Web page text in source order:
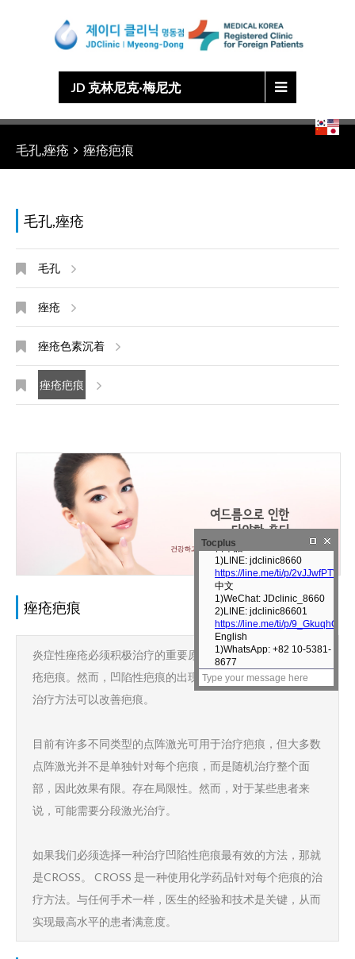
JD 克林尼克·梅尼尤
Korean
English
Chinese
Japanese
毛孔,痤疮 痤疮疤痕
毛孔,痤疮
毛孔
痤疮
痤疮色素沉着
痤疮疤痕
痤疮疤痕
炎症性痤疮必须积极治疗的重要原因之一就是预防凹陷性痤
疮疤痕。然而，凹陷性疤痕的出现有多种原因，并且有多种
治疗方法可以改善疤痕。
目前有许多不同类型的点阵激光可用于治疗疤痕，但大多数
点阵激光并不是单独针对每个疤痕，而是随机治疗整个面
部，因此效果有限。存在局限性。然而，对于某些患者来
说，可能需要分段激光治疗。
如果我们必须选择一种治疗凹陷性疤痕最有效的方法，那就
是CROSS。 CROSS 是一种使用化学药品针对每个疤痕的治
疗方法。与任何手术一样，医生的经验和技术是关键，从而
实现最高水平的患者满意度。
Tocplus